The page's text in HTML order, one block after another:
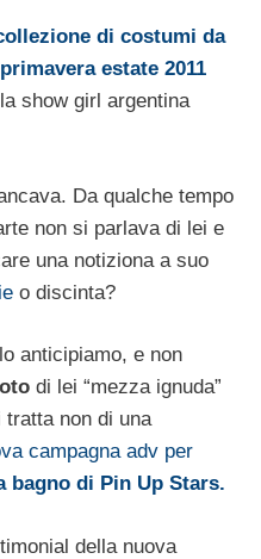
di costumi da
primavera estate 2011
show girl argentina
Da qualche tempo
non si parlava di lei e
una notiziona a suo
o discinta?
anticipiamo, e non
di lei “mezza ignuda”
non di una
campagna adv per
bagno di Pin Up Stars.
della nuova